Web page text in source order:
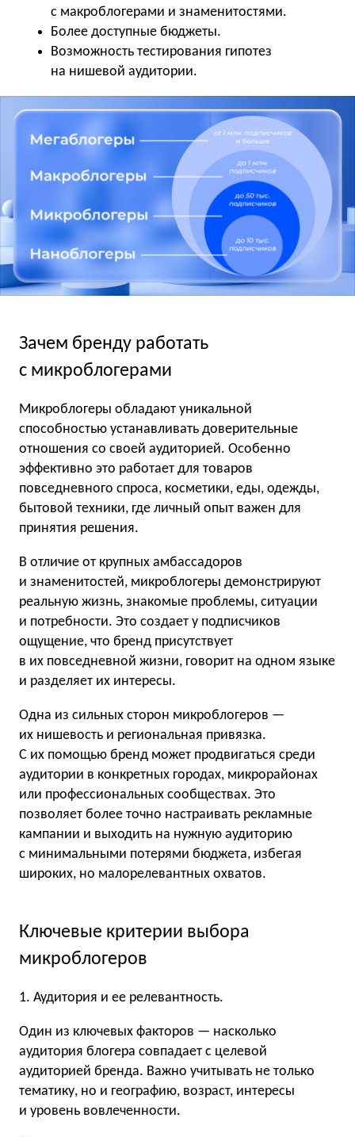
с макроблогерами и знаменитостями.
Более доступные бюджеты.
Возможность тестирования гипотез
на нишевой аудитории.
Зачем бренду работать
с микроблогерами
Микроблогеры обладают уникальной
способностью устанавливать доверительные
отношения со своей аудиторией. Особенно
эффективно это работает для товаров
повседневного спроса, косметики, еды, одежды,
бытовой техники, где личный опыт важен для
принятия решения.
В отличие от крупных амбассадоров
и знаменитостей, микроблогеры демонстрируют
реальную жизнь, знакомые проблемы, ситуации
и потребности. Это создает у подписчиков
ощущение, что бренд присутствует
в их повседневной жизни, говорит на одном языке
и разделяет их интересы.
Одна из сильных сторон микроблогеров —
их нишевость и региональная привязка.
С их помощью бренд может продвигаться среди
аудитории в конкретных городах, микрорайонах
или профессиональных сообществах. Это
позволяет более точно настраивать рекламные
кампании и выходить на нужную аудиторию
с минимальными потерями бюджета, избегая
широких, но малорелевантных охватов.
Ключевые критерии выбора
микроблогеров
1. Аудитория и ее релевантность.
Один из ключевых факторов — насколько
аудитория блогера совпадает с целевой
аудиторией бренда. Важно учитывать не только
тематику, но и географию, возраст, интересы
и уровень вовлеченности.